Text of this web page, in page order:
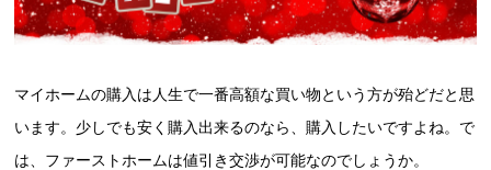
マイホームの購入は人生で一番高額な買い物という方が殆どだと思
います。少しでも安く購入出来るのなら、購入したいですよね。で
は、ファーストホームは値引き交渉が可能なのでしょうか。